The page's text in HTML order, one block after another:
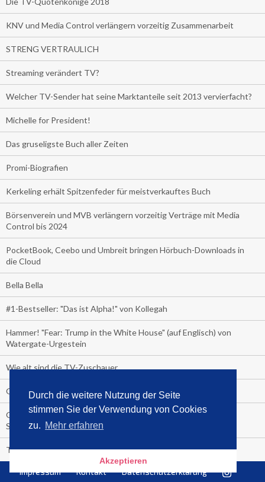
Durch die weitere Nutzung der Seite
stimmen Sie der Verwendung von Cookies
zu. Mehr erfahren
Akzeptieren
KNV und Media Control verlängern vorzeitig Zusammenarbeit
STRENG VERTRAULICH
Streaming verändert TV?
Welcher TV-Sender hat seine Marktanteile seit 2013 vervierfacht?
Michelle for President!
Das gruseligste Buch aller Zeiten
Promi-Biografien
Kerkeling erhält Spitzenfeder für meistverkauftes Buch
Börsenverein und MVB verlängern vorzeitig Verträge mit Media
Control bis 2024
PocketBook, Ceebo und Umbreit bringen Hörbuch-Downloads in
die Cloud
Bella Bella
#1-Bestseller: "Das ist Alpha!" von Kollegah
Hammer! "Fear: Trump in the White House" (auf Englisch) von
Watergate-Urgestein
Wie alt sind die TV-Zuschauer
Geisterfahrer auf Überholspur
Gegen Einsamkeit: Single-Haushalte schauen täglich fast 6
Stunden TV
TV-Quote:
Italienisches Kochbuch schießt auf Nummer 1 in Deutschland,
Impressum Kontakt Datenschutzerklärung